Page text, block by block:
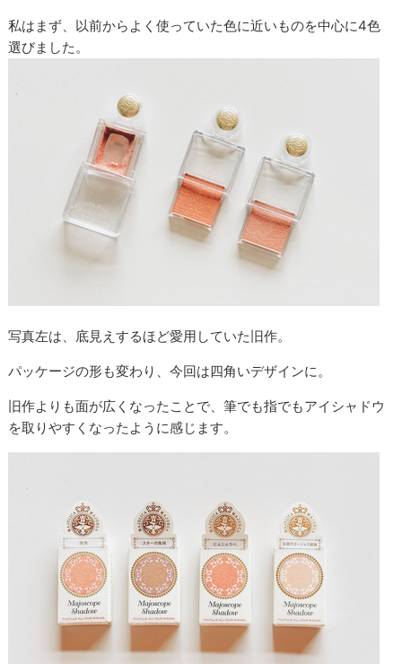
私はまず、以前からよく使っていた色に近いものを中心に4色
選びました。
写真左は、底見えするほど愛用していた旧作。
パッケージの形も変わり、今回は四角いデザインに。
旧作よりも面が広くなったことで、筆でも指でもアイシャドウ
を取りやすくなったように感じます。